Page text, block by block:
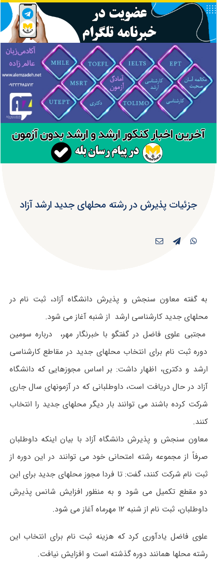
جزئیات پذیرش در رشته محلهای جدید ارشد آزاد
به گفته معاون سنجش و پذیرش دانشگاه آزاد، ثبت نام در
محلهای جدید کارشناسی ارشد از شنبه آغاز می شود.
مجتبی علوی فاضل در گفتگو با خبرنگار مهر، درباره سومین
دوره ثبت نام برای انتخاب محلهای جدید در مقاطع کارشناسی
ارشد و دکتری، اظهار داشت: بر اساس مجوزهایی که دانشگاه
آزاد در حال دریافت است، داوطلبانی که در آزمونهای سال جاری
شرکت کرده باشند می توانند بار دیگر محلهای جدید را انتخاب
کنند.
معاون سنجش و پذیرش دانشگاه آزاد با بیان اینکه داوطلبان
صرفاً از مجموعه رشته امتحانی خود می توانند در این دوره از
ثبت نام شرکت کنند، گفت: تا فردا مجوز محلهای جدید برای این
دو مقطع تکمیل می شود و به منظور افزایش شانس پذیرش
داوطلبان، ثبت نام از شنبه ۱۲ مهرماه آغاز می شود.
علوی فاضل یادآوری کرد که هزینه ثبت نام برای انتخاب این
رشته محلها همانند دوره گذشته است و افزایش نیافت.